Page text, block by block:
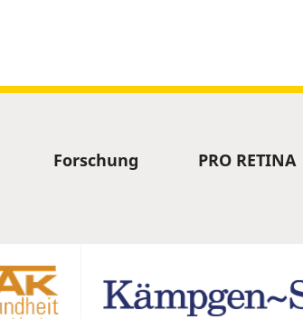
Forschung PRO RETINA